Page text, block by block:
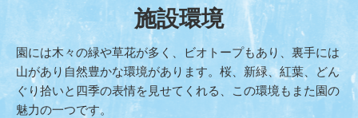
施設環境
園には木々の緑や草花が多く、ビオトープもあり、裏手には
山があり自然豊かな環境があります。桜、新緑、紅葉、どん
ぐり拾いと四季の表情を見せてくれる、この環境もまた園の
魅力の一つです。